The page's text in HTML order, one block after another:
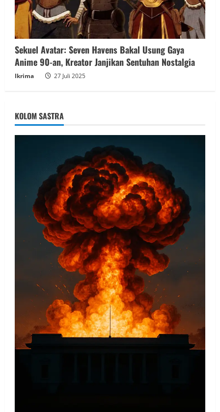
Sekuel Avatar: Seven Havens Bakal Usung Gaya
Anime 90-an, Kreator Janjikan Sentuhan Nostalgia
Ikrima 27 Juli 2025
KOLOM SASTRA